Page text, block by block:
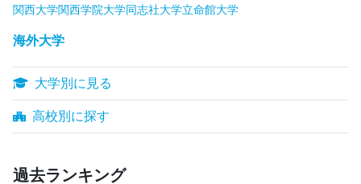
関西大学関西学院大学同志社大学立命館大学
海外大学
大学別に見る
高校別に探す
過去ランキング